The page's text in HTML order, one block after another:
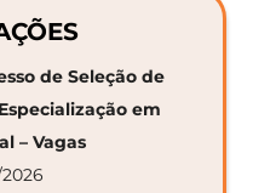
de Seleção de
em
– Vagas